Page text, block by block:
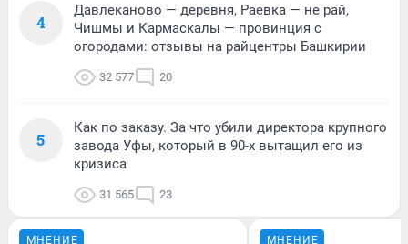
4
Давлеканово — деревня, Раевка — не рай,
Чишмы и Кармаскалы — провинция с
огородами: отзывы на райцентры Башкирии
32 577 20
5
Как по заказу. За что убили директора крупного
завода Уфы, который в 90-х вытащил его из
кризиса
31 565 23
МНЕНИЕ МНЕНИЕ